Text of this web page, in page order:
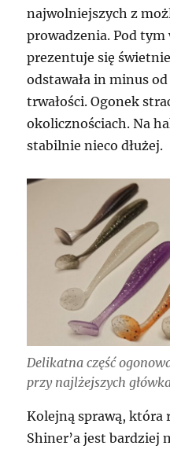
najwolniejszych z
prowadzenia. Pod
prezentuje się
odstawała in minus
trwałości. Ogonek
okolicznościach. Na
stabilnie nieco dłużej.
Delikatna część
przy najlżejszych
Kolejną sprawą, która
Shiner’a jest bardziej